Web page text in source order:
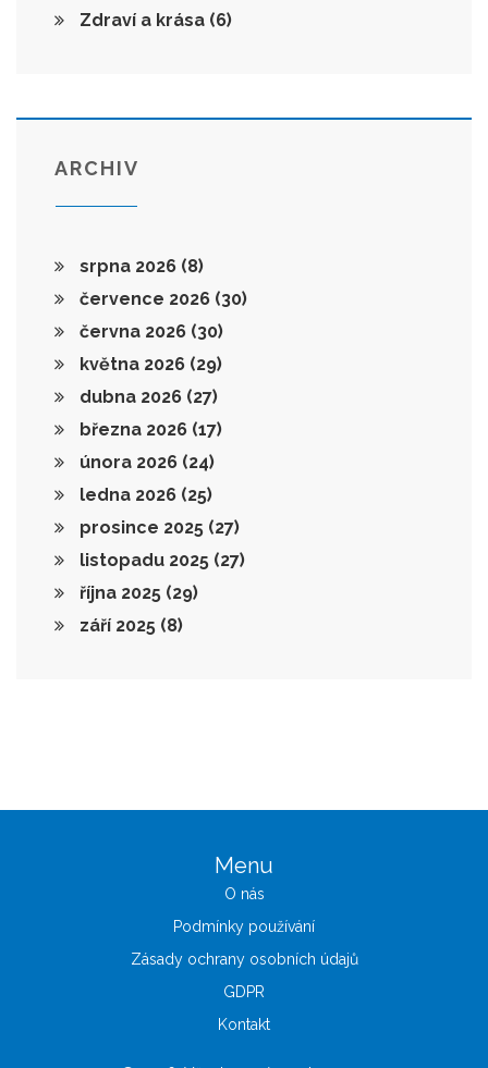
Zdraví a krása (6)
ARCHIV
srpna 2026 (8)
července 2026 (30)
června 2026 (30)
května 2026 (29)
dubna 2026 (27)
března 2026 (17)
února 2026 (24)
ledna 2026 (25)
prosince 2025 (27)
listopadu 2025 (27)
října 2025 (29)
září 2025 (8)
Menu
O nás
Podmínky používání
Zásady ochrany osobních údajů
GDPR
Kontakt